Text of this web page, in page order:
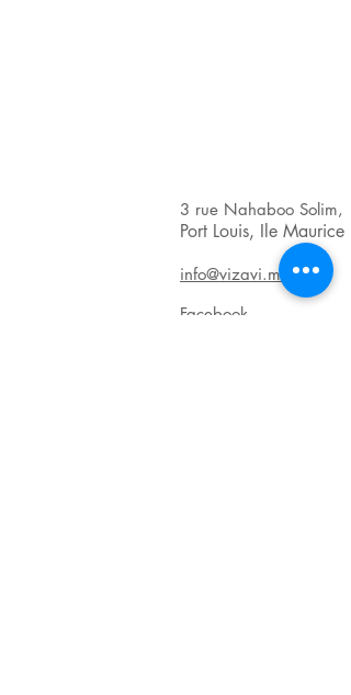
3 rue Nahaboo Solim,
Port Louis, Ile Maurice
info@vizavi.mu
Facebook